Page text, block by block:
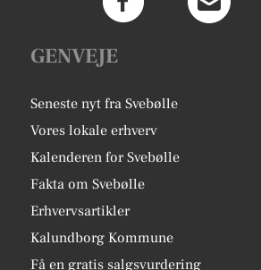
GENVEJE
Seneste nyt fra Svebølle
Vores lokale erhverv
Kalenderen for Svebølle
Fakta om Svebølle
Erhvervsartikler
Kalundborg Kommune
Få en gratis salgsvurdering